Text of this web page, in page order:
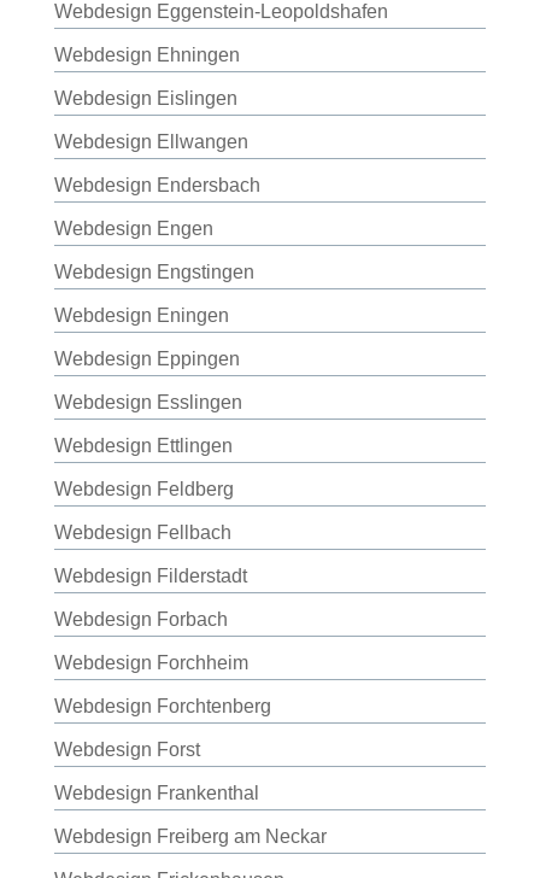
Webdesign Eggenstein-Leopoldshafen
Webdesign Ehningen
Webdesign Eislingen
Webdesign Ellwangen
Webdesign Endersbach
Webdesign Engen
Webdesign Engstingen
Webdesign Eningen
Webdesign Eppingen
Webdesign Esslingen
Webdesign Ettlingen
Webdesign Feldberg
Webdesign Fellbach
Webdesign Filderstadt
Webdesign Forbach
Webdesign Forchheim
Webdesign Forchtenberg
Webdesign Forst
Webdesign Frankenthal
Webdesign Freiberg am Neckar